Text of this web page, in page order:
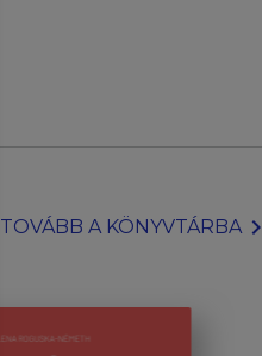
TOVÁBB A KÖNYVTÁRBAchevron_right